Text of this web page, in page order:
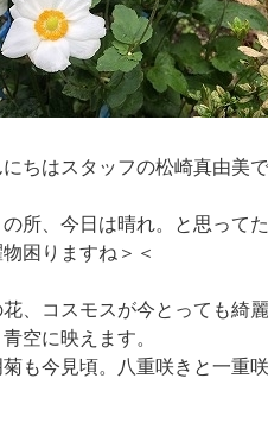
にちはスタッフの松崎真由美
の所、今日は晴れ。と思って
困りますね＞＜
、コスモスが今とっても綺
空に映えます。
も今見頃。八重咲きと一重